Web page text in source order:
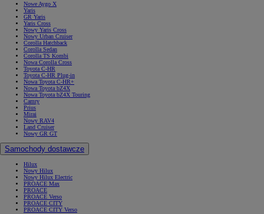
Nowe Aygo X
Yaris
GR Yaris
Yaris Cross
Nowy Yaris Cross
Nowy Urban Cruiser
Corolla Hatchback
Corolla Sedan
Corolla TS Kombi
Nowa Corolla Cross
Toyota C-HR
Toyota C-HR Plug-in
Nowa Toyota C-HR+
Nowa Toyota bZ4X
Nowa Toyota bZ4X Touring
Camry
Prius
Mirai
Nowy RAV4
Land Cruiser
Nowy GR GT
Samochody dostawcze
Hilux
Nowy Hilux
Nowy Hilux Electric
PROACE Max
PROACE
PROACE Verso
PROACE CITY
PROACE CITY Verso